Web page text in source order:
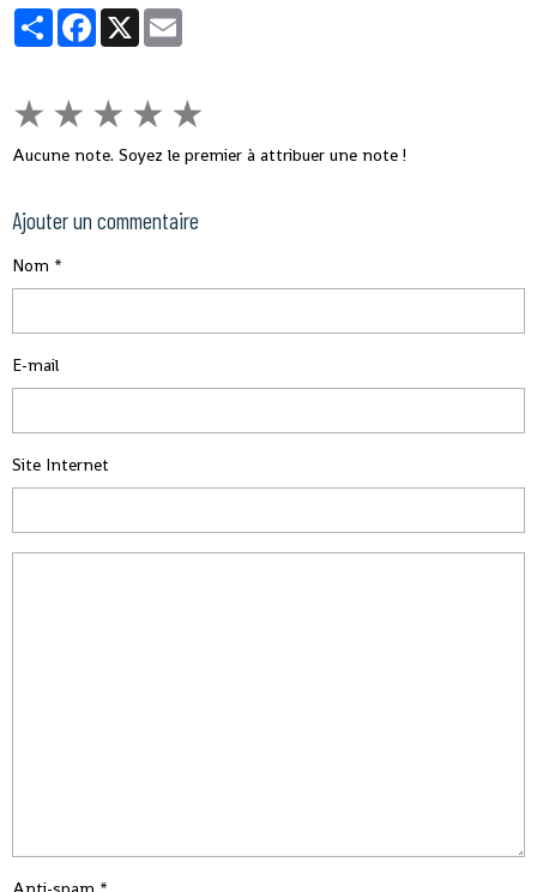
PartagerFacebook
X
★ ★ ★ ★ ★
Aucune note. Soyez le premier à attribuer une note !
Ajouter un commentaire
Nom
E-mail
Site Internet